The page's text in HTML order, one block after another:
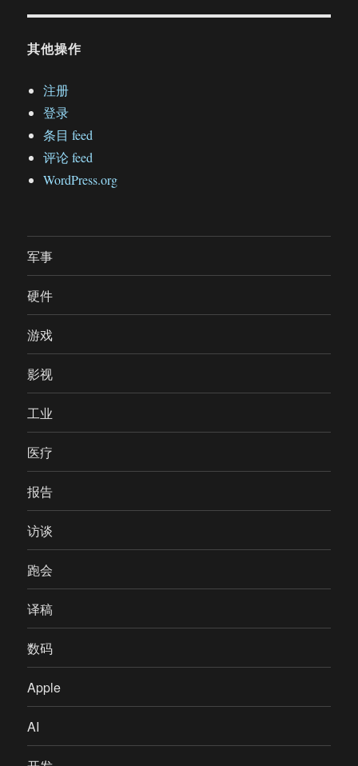
其他操作
注册
登录
条目 feed
评论 feed
WordPress.org
军事
硬件
游戏
影视
工业
医疗
报告
访谈
跑会
译稿
数码
Apple
AI